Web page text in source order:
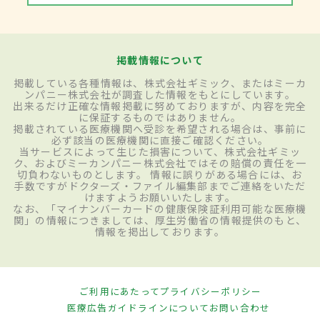
掲載情報について
掲載している各種情報は、株式会社ギミック、またはミーカ
ンパニー株式会社が調査した情報をもとにしています。
出来るだけ正確な情報掲載に努めておりますが、内容を完全
に保証するものではありません。
掲載されている医療機関へ受診を希望される場合は、事前に
必ず該当の医療機関に直接ご確認ください。
当サービスによって生じた損害について、株式会社ギミッ
ク、およびミーカンパニー株式会社ではその賠償の責任を一
切負わないものとします。 情報に誤りがある場合には、お
手数ですがドクターズ・ファイル編集部までご連絡をいただ
けますようお願いいたします。
なお、「マイナンバーカードの健康保険証利用可能な医療機
関」の情報につきましては、厚生労働省の情報提供のもと、
情報を掲出しております。
ご利用にあたってプライバシーポリシー
医療広告ガイドラインについてお問い合わせ